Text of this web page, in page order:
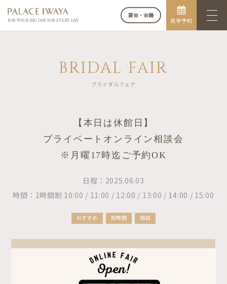
FOR YOUR BIG DAY. FOR EVERY DAY.
宴会・会議
見学予約
BRIDAL FAIR
ブライダルフェア
【本日は休館日】
プライベートオンライン相談会
※月曜17時迄ご予約OK
日程：2025.06.03
時間：1時間制 10:00 / 11:00 / 12:00 / 13:00 / 14:00 / 15:00
おすすめ 短時間 相談